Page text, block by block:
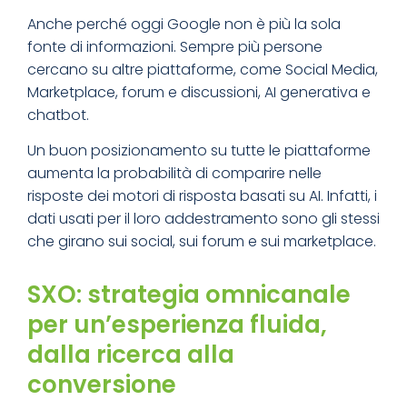
Anche perché oggi Google non è più la sola
fonte di informazioni. Sempre più persone
cercano su altre piattaforme, come Social Media,
Marketplace, forum e discussioni, AI generativa e
chatbot.
Un buon posizionamento su tutte le piattaforme
aumenta la probabilità di comparire nelle
risposte dei motori di risposta basati su AI. Infatti, i
dati usati per il loro addestramento sono gli stessi
che girano sui social, sui forum e sui marketplace.
SXO: strategia omnicanale
per un’esperienza fluida,
dalla ricerca alla
conversione